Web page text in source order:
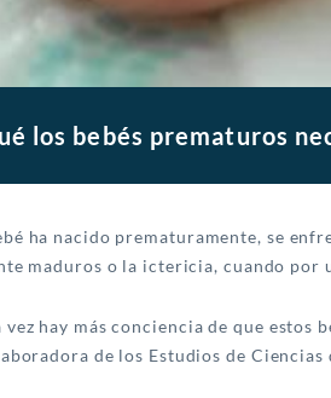
los bebés prematuros
ha nacido prematuramente, se
maduros o la ictericia, cuando
vez hay más conciencia de que
de los Estudios de Ciencias